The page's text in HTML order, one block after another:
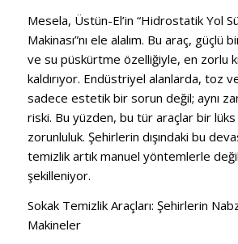
Mesela, Üstün-El’in “Hidrostatik Yol
Makinası”nı ele alalım. Bu araç, güçlü
ve su püskürtme özelliğiyle, en zorlu
kaldırıyor. Endüstriyel alanlarda, toz
sadece estetik bir sorun değil; aynı
riski. Bu yüzden, bu tür araçlar bir
zorunluluk. Şehirlerin dışındaki bu
temizlik artık manuel yöntemlerle
şekilleniyor.
Sokak Temizlik Araçları: Şehirlerin
Makineler